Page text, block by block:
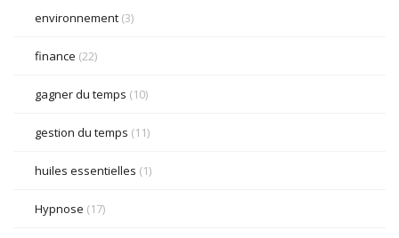
environnement (3)
finance (22)
gagner du temps (10)
gestion du temps (11)
huiles essentielles (1)
Hypnose (17)